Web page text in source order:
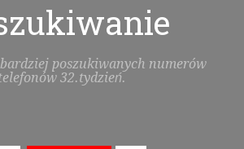
poszukiwanych numerów
32.tydzień.